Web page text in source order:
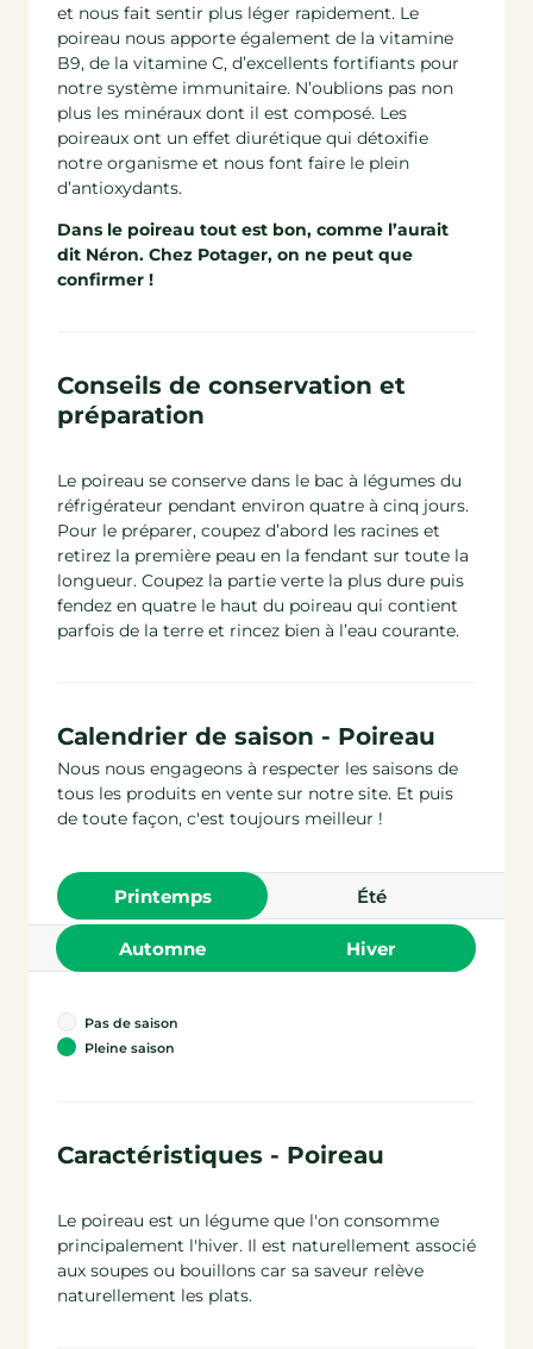
et nous fait sentir plus léger rapidement. Le
poireau nous apporte également de la vitamine
B9, de la vitamine C, d’excellents fortifiants pour
notre système immunitaire. N’oublions pas non
plus les minéraux dont il est composé. Les
poireaux ont un effet diurétique qui détoxifie
notre organisme et nous font faire le plein
d’antioxydants.
Dans le poireau tout est bon, comme l’aurait
dit Néron. Chez Potager, on ne peut que
confirmer !
Conseils de conservation et
préparation
Le poireau se conserve dans le bac à légumes du
réfrigérateur pendant environ quatre à cinq jours.
Pour le préparer, coupez d’abord les racines et
retirez la première peau en la fendant sur toute la
longueur. Coupez la partie verte la plus dure puis
fendez en quatre le haut du poireau qui contient
parfois de la terre et rincez bien à l’eau courante.
Calendrier de saison - Poireau
Nous nous engageons à respecter les saisons de
tous les produits en vente sur notre site. Et puis
de toute façon, c'est toujours meilleur !
printemps été
automne hiver
Pas de saison
Pleine saison
Caractéristiques - Poireau
Le poireau est un légume que l'on consomme
principalement l'hiver. Il est naturellement associé
aux soupes ou bouillons car sa saveur relève
naturellement les plats.